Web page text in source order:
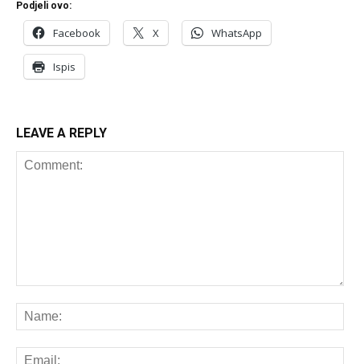
Podjeli ovo:
Facebook X WhatsApp
Ispis
LEAVE A REPLY